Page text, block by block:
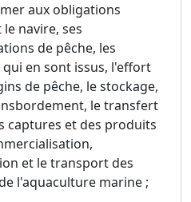
aux obligations
navire, ses
de pêche, les
en sont issus, l'effort
de pêche, le stockage,
le transfert
captures et des produits
et le transport des
l'aquaculture marine ;